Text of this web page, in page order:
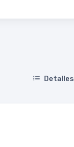
Detalles